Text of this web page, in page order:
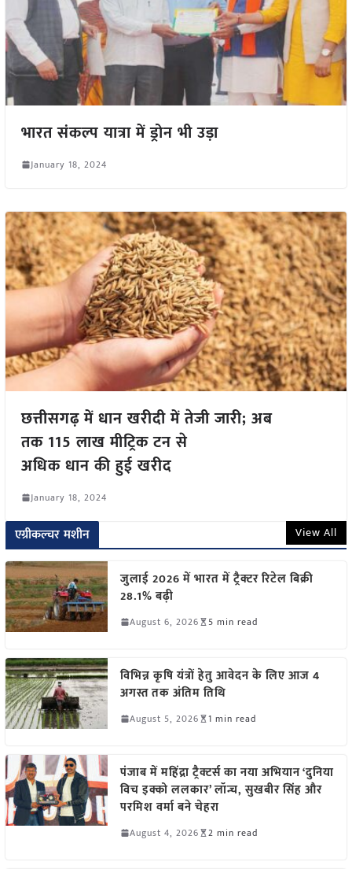
भारत संकल्प यात्रा में ड्रोन भी उड़ा
January 18, 2024
छत्तीसगढ़ में धान खरीदी में तेजी जारी; अब
तक 115 लाख मीट्रिक टन से
अधिक धान की हुई खरीद
January 18, 2024
एग्रीकल्चर मशीन View All
जुलाई 2026 में भारत में ट्रैक्टर रिटेल बिक्री
28.1% बढ़ी
August 6, 2026 5 min read
विभिन्न कृषि यंत्रों हेतु आवेदन के लिए आज 4
अगस्त तक अंतिम तिथि
August 5, 2026 1 min read
पंजाब में महिंद्रा ट्रैक्टर्स का नया अभियान ‘दुनिया
विच इक्को ललकार’ लॉन्च, सुखबीर सिंह और
परमिश वर्मा बने चेहरा
August 4, 2026 2 min read